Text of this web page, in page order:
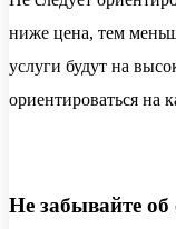
ниже цена, тем
услуги будут на
ориентироваться на
Не забывайте